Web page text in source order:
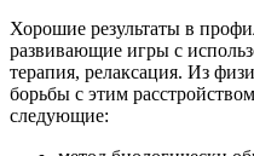
Хорошие результаты в
развивающие игры с
терапия, релаксация. Из
борьбы с этим
следующие: